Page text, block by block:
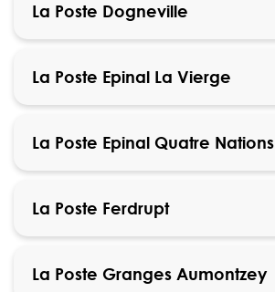
La Poste Dogneville
La Poste Epinal La Vierge
La Poste Epinal Quatre Nations
La Poste Ferdrupt
La Poste Granges Aumontzey